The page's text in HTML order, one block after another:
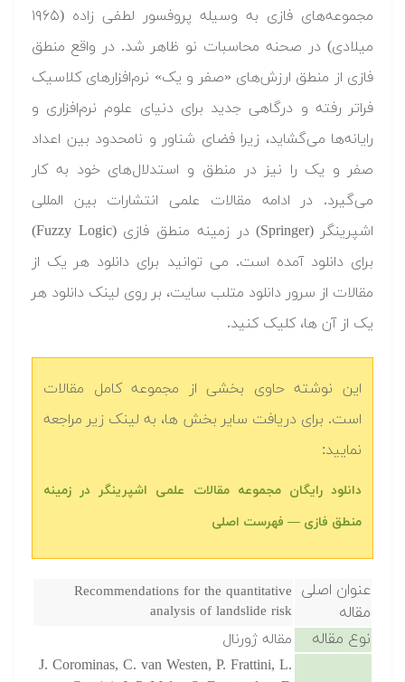
مجموعه‌های فازی به وسیله پروفسور لطفی زاده (۱۹۶۵
میلادی) در صحنه محاسبات نو ظاهر شد. در واقع منطق
فازی از منطق ارزش‌های «صفر و یک» نرم‌افزارهای کلاسیک
فراتر رفته و درگاهی جدید برای دنیای علوم نرم‌افزاری و
رایانه‌ها می‌گشاید، زیرا فضای شناور و نامحدود بین اعداد
صفر و یک را نیز در منطق و استدلال‌های خود به کار
می‌گیرد. در ادامه مقالات علمی انتشارات بین المللی
اشپرینگر (Springer) در زمینه منطق فازی (Fuzzy Logic)
برای دانلود آمده است. می توانید برای دانلود هر یک از
مقالات از سرور دانلود متلب سایت، بر روی لینک دانلود هر
یک از آن ها، کلیک کنید.
این نوشته حاوی بخشی از مجموعه کامل مقالات
است. برای دریافت سایر بخش ها، به لینک زیر مراجعه
نمایید:
دانلود رایگان مجموعه مقالات علمی اشپرینگر در زمینه
منطق فازی — فهرست اصلی
عنوان اصلی
مقاله
Recommendations for the quantitative
analysis of landslide risk
نوع مقاله مقاله ژورنال
J. Corominas, C. van Westen, P. Frattini, L.